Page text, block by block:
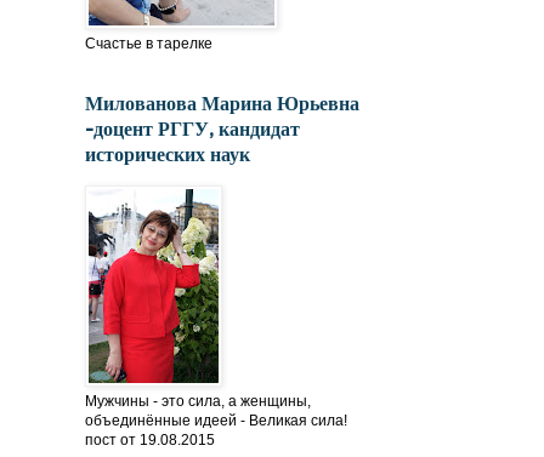
Счастье в тарелке
Милованова Марина Юрьевна
-доцент РГГУ, кандидат
исторических наук
Мужчины - это сила, а женщины,
объединённые идеей - Великая сила!
пост от 19.08.2015